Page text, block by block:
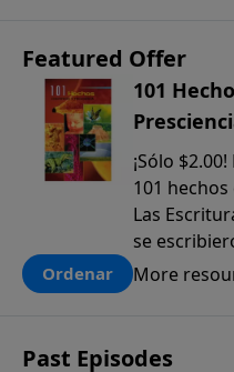
Featured Offer
101
¡Sólo
101
Las
se
fueran
más a la
Ordenar More
Past Episodes